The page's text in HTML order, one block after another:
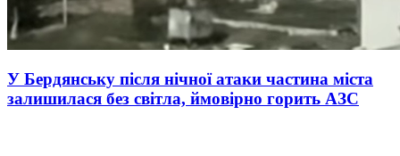
У Бердянську після нічної атаки частина міста
залишилася без світла, ймовірно горить АЗС